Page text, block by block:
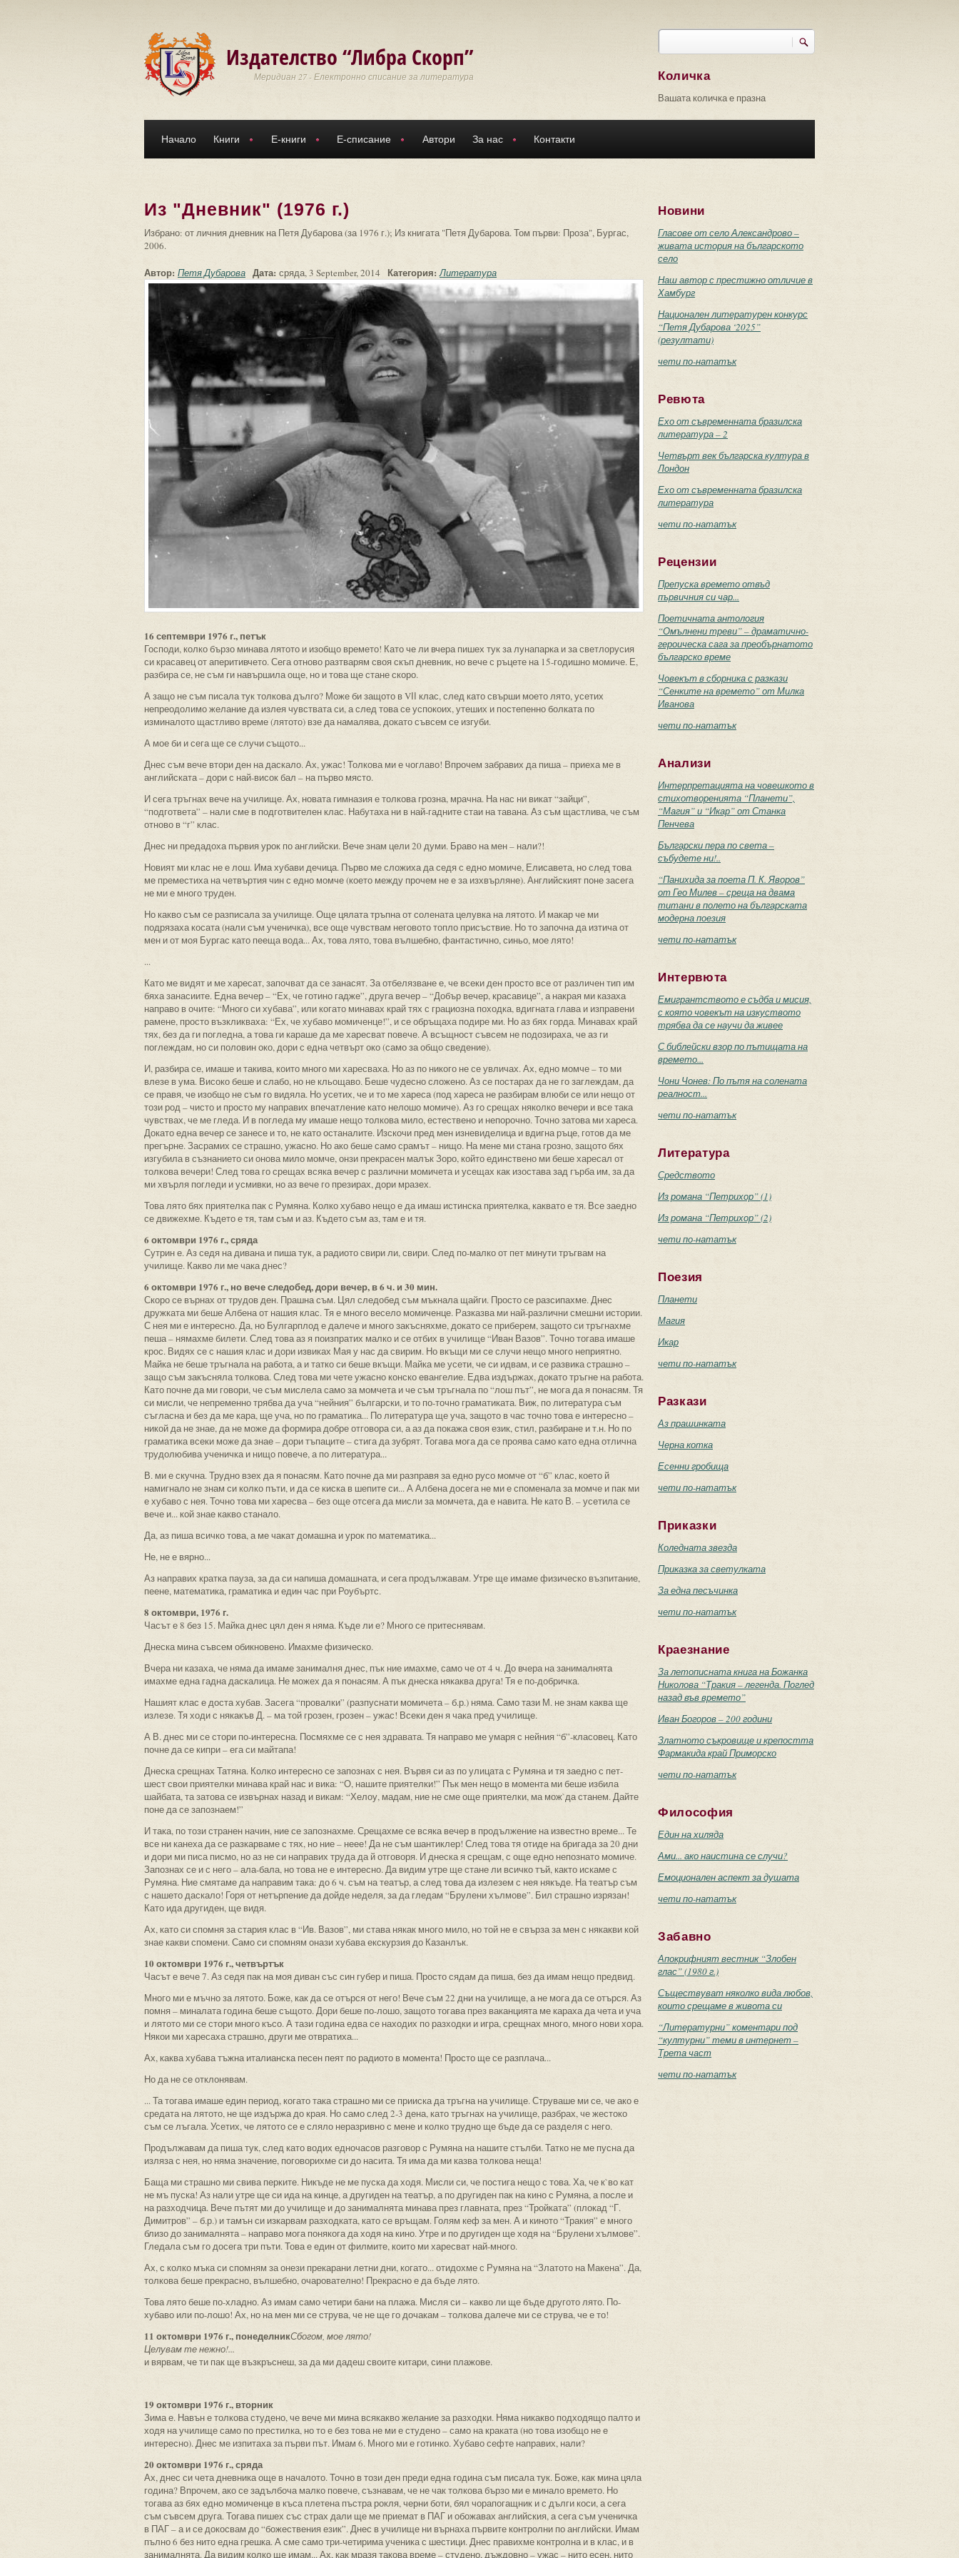
Издателство “Либра Скорп”
Меридиан 27 - Електронно списание за литература
Търси
Количка
Вашата количка е празна
Начало Книги Е-книги Е-списание Автори За нас Контакти
Из "Дневник" (1976 г.)
Избрано: от личния дневник на Петя Дубарова (за 1976 г.); Из книгата "Петя Дубарова. Том първи: Проза", Бургас,
2006.
Автор: Петя Дубарова Дата: сряда, 3 September, 2014 Категория:Литература
16 септември 1976 г., петък
Господи, колко бързо минава лятото и изобщо времето! Като че ли вчера пишех тук за лунапарка и за светлорусия
си красавец от аперитивчето. Сега отново разтварям своя скъп дневник, но вече с ръцете на 15-годишно момиче. Е,
разбира се, не съм ги навършила още, но и това ще стане скоро.
А защо не съм писала тук толкова дълго? Може би защото в VІІ клас, след като свърши моето лято, усетих
непреодолимо желание да излея чувствата си, а след това се успокоих, утеших и постепенно болката по
изминалото щастливо време (лятото) взе да намалява, докато съвсем се изгуби.
А мое би и сега ще се случи същото...
Днес съм вече втори ден на даскало. Ах, ужас! Толкова ми е чоглаво! Впрочем забравих да пиша – приеха ме в
английската – дори с най-висок бал – на първо място.
И сега тръгнах вече на училище. Ах, новата гимназия е толкова грозна, мрачна. На нас ни викат “зайци”,
“подгответа” – нали сме в подготвителен клас. Набутаха ни в най-гадните стаи на тавана. Аз съм щастлива, че съм
отново в “г” клас.
Днес ни предадоха първия урок по английски. Вече знам цели 20 думи. Браво на мен – нали?!
Новият ми клас не е лош. Има хубави дечица. Първо ме сложиха да седя с едно момиче, Елисавета, но след това
ме преместиха на четвъртия чин с едно момче (което между прочем не е за изхвърляне). Английският поне засега
не ми е много труден.
Но какво съм се разписала за училище. Още цялата тръпна от солената целувка на лятото. И макар че ми
подрязаха косата (нали съм ученичка), все още чувствам неговото топло присъствие. Но то започна да изтича от
мен и от моя Бургас като пееща вода... Ах, това лято, това вълшебно, фантастично, синьо, мое лято!
...
Като ме видят и ме харесат, започват да се занасят. За отбелязване е, че всеки ден просто все от различен тип им
бяха занасиите. Една вечер – “Ех, че готино гадже”, друга вечер – “Добър вечер, красавице”, а накрая ми казаха
направо в очите: “Много си хубава”, или когато минавах край тях с грациозна походка, вдигната глава и изправени
рамене, просто възкликваха: “Ех, че хубаво момиченце!”, и се обръщаха подире ми. Но аз бях горда. Минавах край
тях, без да ги погледна, а това ги караше да ме харесват повече. А всъщност съвсем не подозираха, че аз ги
поглеждам, но си половин око, дори с една четвърт око (само за общо сведение).
И, разбира се, имаше и такива, които много ми харесваха. Но аз по никого не се увличах. Ах, едно момче – то ми
влезе в ума. Високо беше и слабо, но не кльощаво. Беше чудесно сложено. Аз се постарах да не го заглеждам, да
се правя, че изобщо не съм го видяла. Но усетих, че и то ме хареса (под хареса не разбирам влюби се или нещо от
този род – чисто и просто му направих впечатление като нелошо момиче). Аз го срещах няколко вечери и все така
чувствах, че ме гледа. И в погледа му имаше нещо толкова мило, естествено и непорочно. Точно затова ми хареса.
Докато една вечер се занесе и то, не като останалите. Изскочи пред мен изневиделица и вдигна ръце, готов да ме
прегърне. Засрамих се страшно, ужасно. Но ако беше само срамът – нищо. На мене ми стана грозно, защото бях
изгубила в съзнанието си онова мило момче, онзи прекрасен малък Зоро, който единствено ми беше харесал от
толкова вечери! След това го срещах всяка вечер с различни момичета и усещах как изостава зад гърба им, за да
ми хвърля погледи и усмивки, но аз вече го презирах, дори мразех.
Това лято бях приятелка пак с Румяна. Колко хубаво нещо е да имаш истинска приятелка, каквато е тя. Все заедно
се движехме. Където е тя, там съм и аз. Където съм аз, там е и тя.
6 октомври 1976 г., сряда
Сутрин е. Аз седя на дивана и пиша тук, а радиото свири ли, свири. След по-малко от пет минути тръгвам на
училище. Какво ли ме чака днес?
6 октомври 1976 г., но вече следобед, дори вечер, в 6 ч. и 30 мин.
Скоро се върнах от трудов ден. Прашна съм. Цял следобед съм мъкнала щайги. Просто се разсипахме. Днес
дружката ми беше Албена от нашия клас. Тя е много весело момиченце. Разказва ми най-различни смешни истории.
С нея ми е интересно. Да, но Булгарплод е далече и много закъсняхме, докато се приберем, защото си тръгнахме
пеша – нямахме билети. След това аз я поизпратих малко и се отбих в училище “Иван Вазов”. Точно тогава имаше
крос. Видях се с нашия клас и дори извиках Мая у нас да свирим. Но вкъщи ми се случи нещо много неприятно.
Майка не беше тръгнала на работа, а и татко си беше вкъщи. Майка ме усети, че си идвам, и се развика страшно –
защо съм закъсняла толкова. След това ми чете ужасно конско евангелие. Едва издържах, докато тръгне на работа.
Като почне да ми говори, че съм мислела само за момчета и че съм тръгнала по “лош път”, не мога да я понасям. Тя
си мисли, че непременно трябва да уча “нейния” български, и то по-точно граматиката. Виж, по литература съм
съгласна и без да ме кара, ще уча, но по граматика... По литература ще уча, защото в час точно това е интересно –
никой да не знае, да не може да формира добре отговора си, а аз да покажа своя език, стил, разбиране и т.н. Но по
граматика всеки може да знае – дори тъпаците – стига да зубрят. Тогава мога да се проява само като една отлична
трудолюбива ученичка и нищо повече, а по литература...
В. ми е скучна. Трудно взех да я понасям. Като почне да ми разправя за едно русо момче от “б” клас, което й
намигнало не знам си колко пъти, и да се киска в шепите си... А Албена досега не ми е споменала за момче и пак ми
е хубаво с нея. Точно това ми харесва – без още отсега да мисли за момчета, да е навита. Не като В. – усетила се
вече и... кой знае какво станало.
Да, аз пиша всичко това, а ме чакат домашна и урок по математика...
Не, не е вярно...
Аз направих кратка пауза, за да си напиша домашната, и сега продължавам. Утре ще имаме физическо възпитание,
пеене, математика, граматика и един час при Роубъртс.
8 октомври, 1976 г.
Часът е 8 без 15. Майка днес цял ден я няма. Къде ли е? Много се притеснявам.
Днеска мина съвсем обикновено. Имахме физическо.
Вчера ни казаха, че няма да имаме занималня днес, пък ние имахме, само че от 4 ч. До вчера на занималнята
имахме една гадна даскалица. Не можех да я понасям. А пък днеска някаква друга! Тя е по-добричка.
Нашият клас е доста хубав. Засега “провалки” (разпуснати момичета – б.р.) няма. Само тази М. не знам каква ще
излезе. Тя ходи с някакъв Д. – ма той грозен, грозен – ужас! Всеки ден я чака пред училище.
А В. днес ми се стори по-интересна. Посмяхме се с нея здравата. Тя направо ме умаря с нейния “б”-класовец. Като
почне да се кипри – ега си майтапа!
Днеска срещнах Татяна. Колко интересно се запознах с нея. Вървя си аз по улицата с Румяна и тя заедно с пет-
шест свои приятелки минава край нас и вика: “О, нашите приятелки!” Пък мен нещо в момента ми беше избила
шайбата, та затова се извърнах назад и викам: “Хелоу, мадам, ние не сме още приятелки, ма мож`да станем. Дайте
поне да се запознаем!”
И така, по този странен начин, ние се запознахме. Срещахме се всяка вечер в продължение на известно време... Те
все ни канеха да се разкарваме с тях, но ние – неее! Да не съм шантиклер! След това тя отиде на бригада за 20 дни
и дори ми писа писмо, но аз не си направих труда да й отговоря. И днеска я срещам, с още едно непознато момиче.
Запознах се и с него – ала-бала, но това не е интересно. Да видим утре ще стане ли всичко тъй, както искаме с
Румяна. Ние смятаме да направим така: до 6 ч. съм на театър, а след това да излезем с нея някъде. На театър съм
с нашето даскало! Горя от нетърпение да дойде неделя, за да гледам “Брулени хълмове”. Бил страшно изрязан!
Като ида другиден, ще видя.
Ах, като си спомня за стария клас в “Ив. Вазов”, ми става някак много мило, но той не е свърза за мен с някакви кой
знае какви спомени. Само си спомням онази хубава екскурзия до Казанлък.
10 октомври 1976 г., четвъртък
Часът е вече 7. Аз седя пак на моя диван със син губер и пиша. Просто сядам да пиша, без да имам нещо предвид.
Много ми е мъчно за лятото. Боже, как да се отърся от него! Вече съм 22 дни на училище, а не мога да се отърся. Аз
помня – миналата година беше същото. Дори беше по-лошо, защото тогава през ваканцията ме караха да чета и уча
и лятото ми се стори много късо. А тази година едва се находих по разходки и игра, срещнах много, много нови хора.
Някои ми харесаха страшно, други ме отвратиха...
Ах, каква хубава тъжна италианска песен пеят по радиото в момента! Просто ще се разплача...
Но да не се отклонявам.
... Та тогава имаше един период, когато така страшно ми се прииска да тръгна на училище. Струваше ми се, че ако е
средата на лятото, не ще издържа до края. Но само след 2-3 дена, като тръгнах на училище, разбрах, че жестоко
съм се лъгала. Усетих, че лятото се е сляло неразривно с мене и колко трудно ще бъде да се разделя с него.
Продължавам да пиша тук, след като водих едночасов разговор с Румяна на нашите стълби. Татко не ме пусна да
изляза с нея, но няма значение, поговорихме си до насита. Тя има да ми казва толкова неща!
Баща ми страшно ми свива перките. Никъде не ме пуска да ходя. Мисли си, че постига нещо с това. Ха, че к`во кат
не мъ пуска! Аз нали утре ще си ида на кинце, а другиден на театър, а по другиден пак на кино с Румяна, а после и
на разходчица. Вече пътят ми до училище и до занималнята минава през главната, през “Тройката” (плокад “Г.
Димитров” – б.р.) и тамън си изкарвам разходката, като се връщам. Голям кеф за мен. А и киното “Тракия” е много
близо до занималнята – направо мога понякога да ходя на кино. Утре и по другиден ще ходя на “Брулени хълмове”.
Гледала съм го досега три пъти. Това е един от филмите, които ми харесват най-много.
Ах, с колко мъка си спомням за онези прекарани летни дни, когато... отидохме с Румяна на “Златото на Макена”. Да,
толкова беше прекрасно, вълшебно, очарователно! Прекрасно е да бъде лято.
Това лято беше по-хладно. Аз имам само четири бани на плажа. Мисля си – какво ли ще бъде другото лято. По-
хубаво или по-лошо! Ах, но на мен ми се струва, че не ще го дочакам – толкова далече ми се струва, че е то!
11 октомври 1976 г., понеделникСбогом, мое лято!
Целувам те нежно!...
и вярвам, че ти пак ще възкръснеш, за да ми дадеш своите китари, сини плажове.
19 октомври 1976 г., вторник
Зима е. Навън е толкова студено, че вече ми мина всякакво желание за разходки. Няма никакво подходящо палто и
ходя на училище само по престилка, но то е без това не ми е студено – само на краката (но това изобщо не е
интересно). Днес ме изпитаха за първи път. Имам 6. Много ми е готинко. Хубаво сефте направих, нали?
20 октомври 1976 г., сряда
Ах, днес си чета дневника още в началото. Точно в този ден преди една година съм писала тук. Боже, как мина цяла
година? Впрочем, ако се задълбоча малко повече, съзнавам, че не чак толкова бързо ми е минало времето. Но
тогава аз бях едно момиченце в къса плетена пъстра рокля, черни боти, бял чорапогащник и с дълги коси, а сега
съм съвсем друга. Тогава пишех със страх дали ще ме приемат в ПАГ и обожавах английския, а сега съм ученичка
в ПАГ – а и се докосвам до “божествения език”. Днес в училище ни върнаха първите контролни по английски. Имам
пълно 6 без нито една грешка. А сме само три-четирима ученика с шестици. Днес правихме контролна и в клас, и в
занималнята. Да видим колко ще имам... Ах, как мразя такова време – студено, дъждовно – ужас – нито есен, нито
Новини
Гласове от село Александрово –
живата история на българското
село
Наш автор с престижно отличие в
Хамбург
Национален литературен конкурс
“Петя Дубарова ‘2025”
(резултати)
чети по-нататък
Ревюта
Ехо от съвременната бразилска
литература – 2
Четвърт век българска култура в
Лондон
Ехо от съвременната бразилска
литература
чети по-нататък
Рецензии
Препуска времето отвъд
първичния си чар...
Поетичната антология
“Омълнени треви” – драматично-
героическа сага за преобърнатото
българско време
Човекът в сборника с разкази
“Сенките на времето” от Милка
Иванова
чети по-нататък
Анализи
Интерпретацията на човешкото в
стихотворенията “Планети”,
“Магия” и “Икар” от Станка
Пенчева
Български пера по света –
събудете ни!..
“Панихида за поета П. К. Яворов”
от Гео Милев – среща на двама
титани в полето на българската
модерна поезия
чети по-нататък
Интервюта
Емигрантството е съдба и мисия,
с която човекът на изкуството
трябва да се научи да живее
С библейски взор по пътищата на
времето...
Чони Чонев: По пътя на солената
реалност...
чети по-нататък
Литература
Средството
Из романа “Петрихор” (1)
Из романа “Петрихор” (2)
чети по-нататък
Поезия
Планети
Магия
Икар
чети по-нататък
Разкази
Аз прашинката
Черна котка
Есенни гробища
чети по-нататък
Приказки
Коледната звезда
Приказка за светулката
За една песъчинка
чети по-нататък
Краезнание
За летописната книга на Божанка
Николова “Тракия – легенда. Поглед
назад във времето”
Иван Богоров – 200 години
Златното съкровище и крепостта
Фармакида край Приморско
чети по-нататък
Философия
Един на хиляда
Ами... ако наистина се случи?
Емоционален аспект за душата
чети по-нататък
Забавно
Апокрифният вестник “Злобен
глас” (1980 г.)
Съществуват няколко вида любов,
които срещаме в живота си
“Литературни” коментари под
“културни” теми в интернет –
Трета част
чети по-нататък